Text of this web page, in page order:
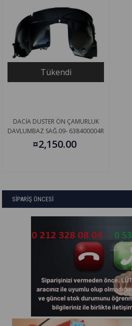
Tükendi
DACİA DUSTER ÖN ÇAMURLUK
DAVLUMBAZ SAĞ.09- 638400004R
¤2,150.00
SİPARİŞ ÖNCESİ